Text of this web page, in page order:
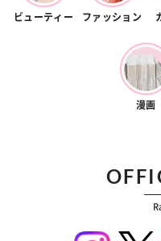
ビューティー ファッション
漫画